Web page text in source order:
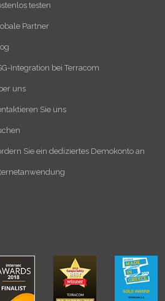
testen
Partner
Integration bei Terracom
uns
Sie uns
Sie ein dediziertes Demokonto an